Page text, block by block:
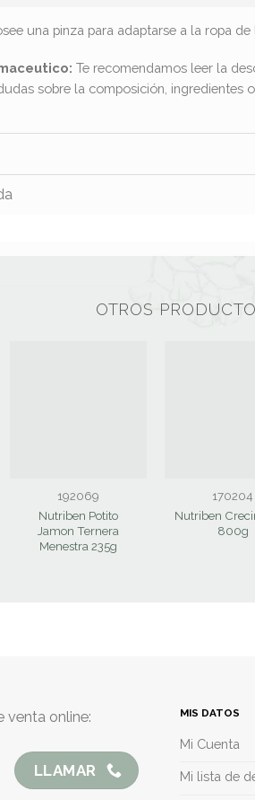
una pinza para adaptarse a la ropa
Te recomendamos leer la
sobre la composición,
OTROS
192069
Nutriben Potito
Jamon Ternera
Menestra 235g
170204
Nutriben
800g
venta online:
LLAMAR
MIS DATOS
Mi Cuenta
Mi lista de